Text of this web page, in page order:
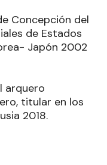
Concepción del
de Estados
Japón 2002
arquero
titular en los
2018.